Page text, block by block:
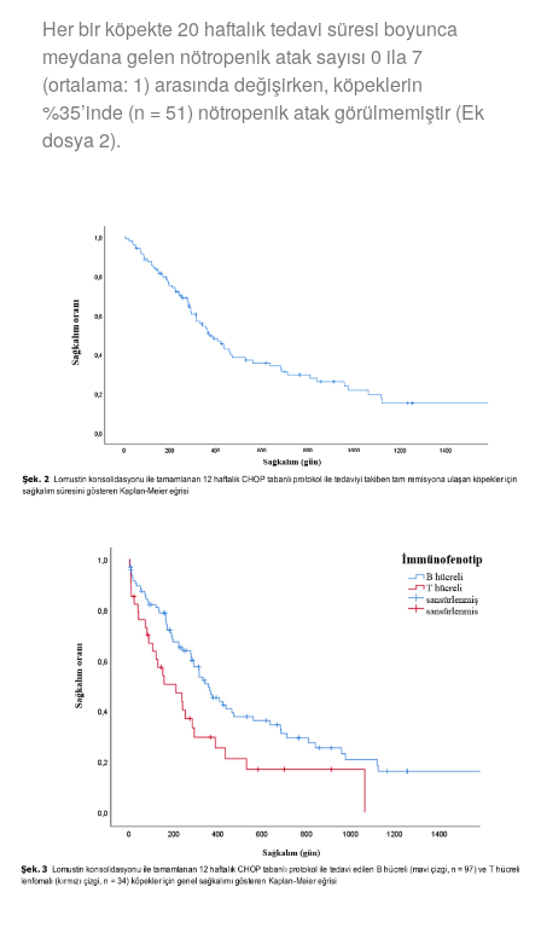
Her bir köpekte 20 haftalık tedavi süresi boyunca
meydana gelen nötropenik atak sayısı 0 ila 7
(ortalama: 1) arasında değişirken, köpeklerin
%35’inde (n = 51) nötropenik atak görülmemiştir (Ek
dosya 2).